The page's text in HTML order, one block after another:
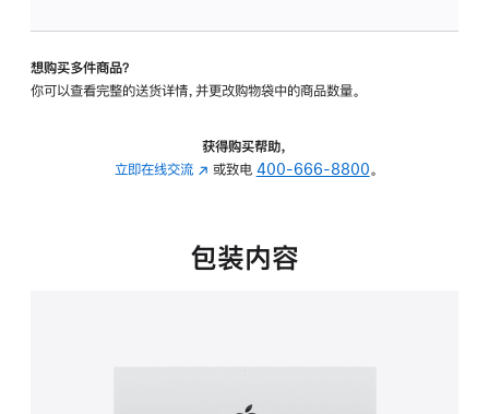
转
的
想购买多件商品？
你可以查看完整的送货详情，并更改购物袋中的商品数量。
获得购买帮助，
立即在线交流 (在
中
或致电 400-666-8800。
包装内容